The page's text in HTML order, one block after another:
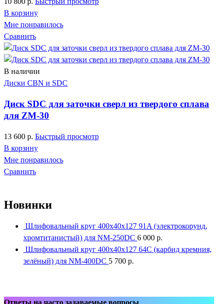
В корзину
Мне понравилось
Сравнить
В наличии
Диски CBN и SDC
Диск SDC для заточки сверл из твердого сплава
для ZM-30
13 600 р. Быстрый просмотр
В корзину
Мне понравилось
Сравнить
Новинки
Шлифовальный круг 400x40x127 91A (электрокорунд,
хромтитанистый) для NM-250DC 6 000 р.
Шлифовальный круг 400x40x127 64С (карбид кремния,
зелёный) для NM-400DC 5 700 р.
Ответы на часто задаваемые вопросы